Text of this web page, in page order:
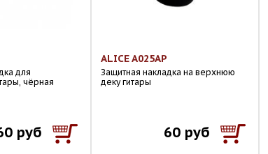
для
чёрная
руб
ALICE A025AP
Защитная накладка на верхнюю
деку гитары
60 руб